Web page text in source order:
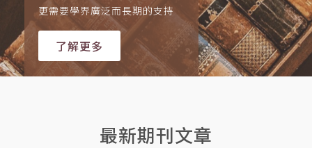
更需要學界廣泛而長期的支持
了解更多
最新期刊文章